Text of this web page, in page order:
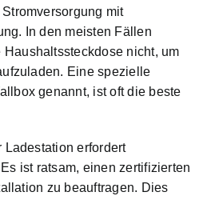
mit
In den meisten Fällen
nicht, um
Eine spezielle
genannt, ist oft die beste
erfordert
ist ratsam, einen zertifizierten
zu beauftragen. Dies